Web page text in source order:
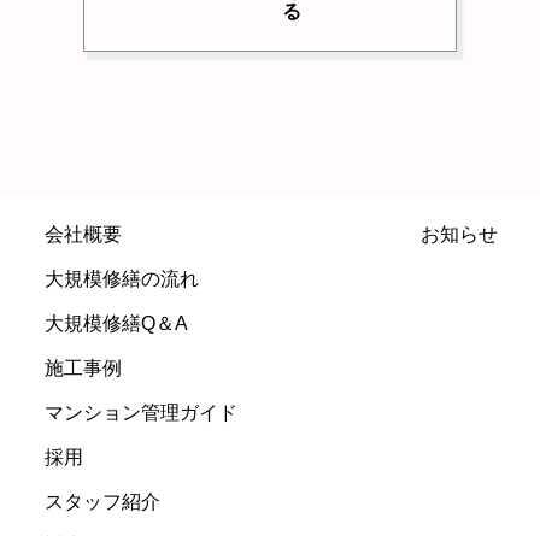
る
会社概要
大規模修繕の流れ
大規模修繕Q＆A
施工事例
マンション管理ガイド
採用
スタッフ紹介
お知らせ